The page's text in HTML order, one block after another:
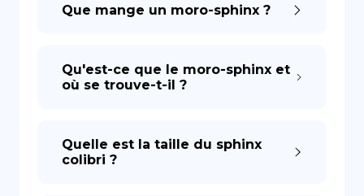
Que mange un moro-sphinx ?
Qu'est-ce que le moro-sphinx et
où se trouve-t-il ?
Quelle est la taille du sphinx
colibri ?